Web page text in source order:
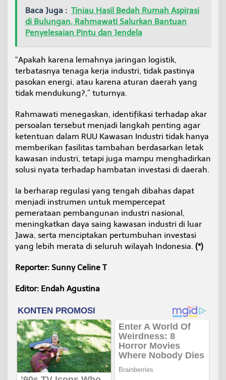
Baca Juga : Tinjau Hasil Bedah Rumah Aspirasi
di Bulungan, Rahmawati Salurkan Bantuan
Penyelesaian Pintu dan Jendela
“Apakah karena lemahnya jaringan logistik,
terbatasnya tenaga kerja industri, tidak pastinya
pasokan energi, atau karena aturan daerah yang
tidak mendukung?,” tuturnya.
Rahmawati menegaskan, identifikasi terhadap akar
persoalan tersebut menjadi langkah penting agar
ketentuan dalam RUU Kawasan Industri tidak hanya
memberikan fasilitas tambahan berdasarkan letak
kawasan industri, tetapi juga mampu menghadirkan
solusi nyata terhadap hambatan investasi di daerah.
Ia berharap regulasi yang tengah dibahas dapat
menjadi instrumen untuk mempercepat
pemerataan pembangunan industri nasional,
meningkatkan daya saing kawasan industri di luar
Jawa, serta menciptakan pertumbuhan investasi
yang lebih merata di seluruh wilayah Indonesia. (*)
Reporter: Sunny Celine T
Editor: Endah Agustina